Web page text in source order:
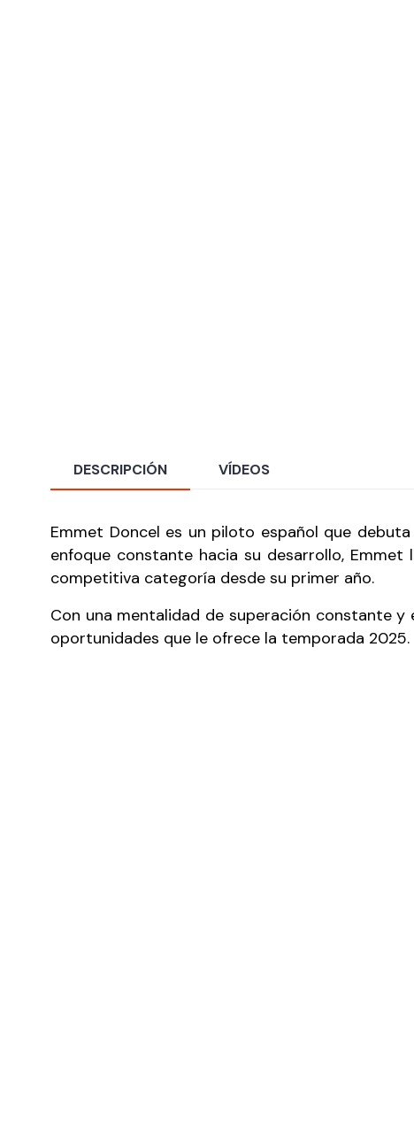
DESCRIPCIÓN VÍDEOS
Emmet Doncel es un piloto español que
enfoque constante hacia su desarrollo,
competitiva categoría desde su primer año.
Con una mentalidad de superación constante
oportunidades que le ofrece la temporada 2025.